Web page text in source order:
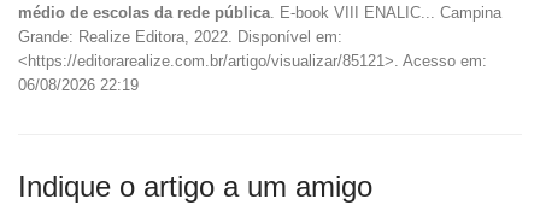
médio de escolas da rede pública. E-book VIII ENALIC... Campina
Grande: Realize Editora, 2022. Disponível em:
<https://editorarealize.com.br/artigo/visualizar/85121>. Acesso em:
06/08/2026 22:19
Indique o artigo a um amigo